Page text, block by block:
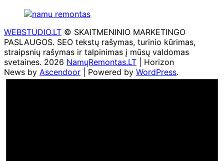
WEBSTUDIO.LT © SKAITMENINIO MARKETINGO
PASLAUGOS. SEO tekstų rašymas, turinio kūrimas,
straipsnių rašymas ir talpinimas į mūsų valdomas
svetaines. 2026 NamųRemontas.LT | Horizon
News by Ascendoor | Powered by WordPress.